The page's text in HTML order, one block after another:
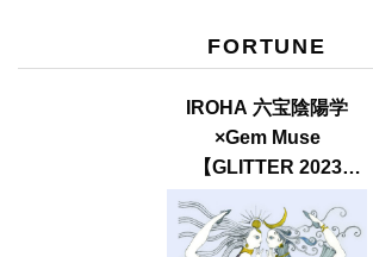
FORTUNE
IROHA 六宝陰陽学
×Gem Muse
【GLITTER 2023
SUMMER issue】